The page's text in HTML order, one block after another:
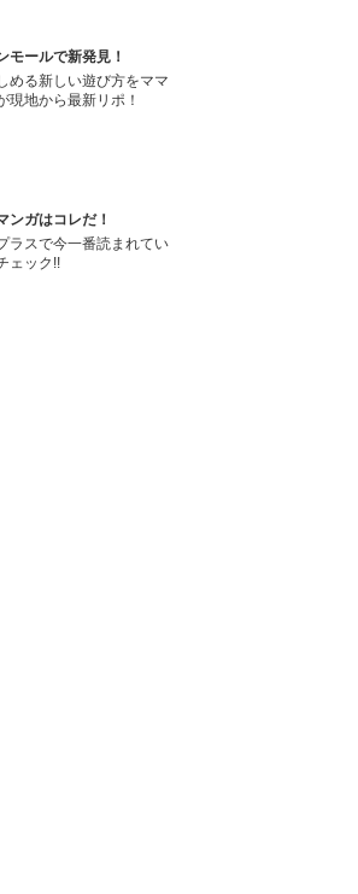
モールで新発見！
める新しい遊び方をママ
現地から最新リポ！
ンガはコレだ！
ラスで今一番読まれてい
ェック!!